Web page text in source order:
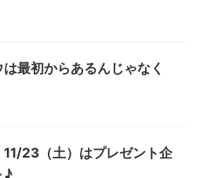
は最初からあるんじゃなく
11/23（土）はプレゼント企
♪